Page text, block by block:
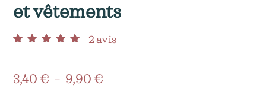
et vêtements
2avis
3,40 € – 9,90 €